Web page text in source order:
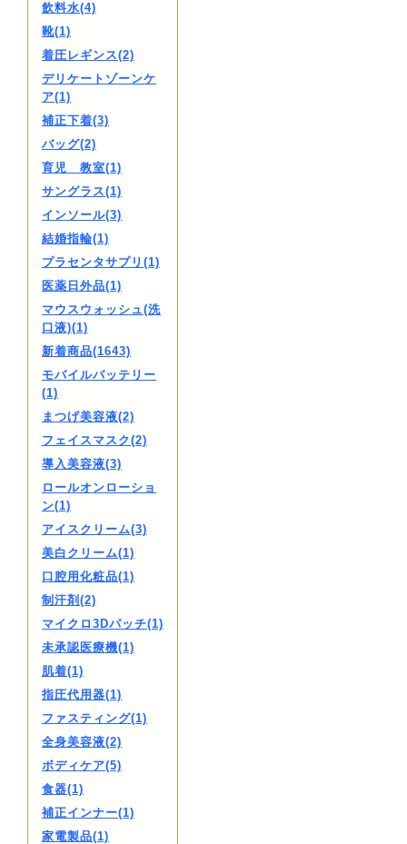
飲料水(4)
靴(1)
着圧レギンス(2)
デリケートゾーンケ
ア(1)
補正下着(3)
バッグ(2)
育児 教室(1)
サングラス(1)
インソール(3)
結婚指輪(1)
プラセンタサプリ(1)
医薬日外品(1)
マウスウォッシュ(洗
口液)(1)
新着商品(1643)
モバイルバッテリー
(1)
まつげ美容液(2)
フェイスマスク(2)
導入美容液(3)
ロールオンローショ
ン(1)
アイスクリーム(3)
美白クリーム(1)
口腔用化粧品(1)
制汗剤(2)
マイクロ3Dパッチ(1)
未承認医療機(1)
肌着(1)
指圧代用器(1)
ファスティング(1)
全身美容液(2)
ボディケア(5)
食器(1)
補正インナー(1)
家電製品(1)